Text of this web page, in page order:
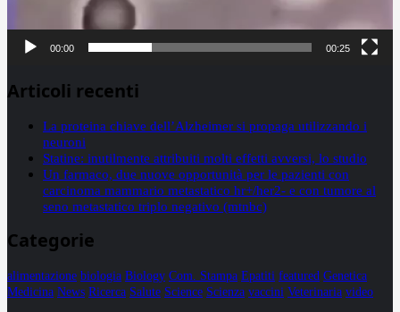
00:00 00:25
Articoli recenti
La proteina chiave dell’Alzheimer si propaga utilizzando i
neuroni
Statine: inutilmente attribuiti molti effetti avversi, lo studio
Un farmaco, due nuove opportunità per le pazienti con
carcinoma mammario metastatico hr+/her2- e con tumore al
seno metastatico triplo negativo (mtnbc)
Categorie
alimentazione biologia Biology Com. Stampa Epatiti featured Genetica
Medicina News Ricerca Salute Science Scienza vaccini Veterinaria video